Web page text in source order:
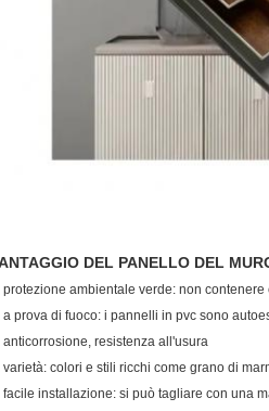
DEL PANELLO DEL
protezione ambientale verde: non
a prova di fuoco: i pannelli in pvc sono
anticorrosione, resistenza all'usura
varietà: colori e stili ricchi come grano di
facile installazione: si può tagliare con una